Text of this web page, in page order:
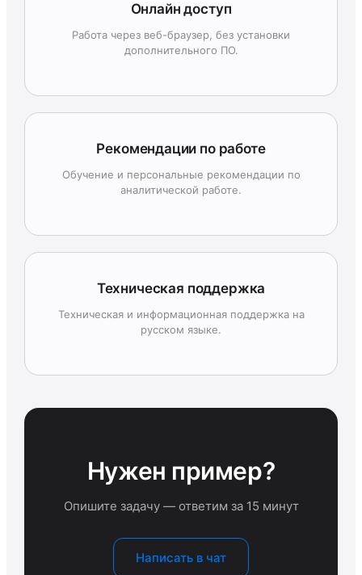
Онлайн доступ
Работа через веб-браузер, без установки
дополнительного ПО.
Рекомендации по работе
Обучение и персональные рекомендации по
аналитической работе.
Техническая поддержка
Техническая и информационная поддержка на
русском языке.
Нужен пример?
Опишите задачу — ответим за 15 минут
Написать в чат